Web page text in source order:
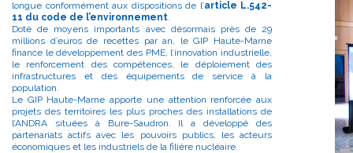
longue conformément aux dispositions de l’article L.542-
11 du code de l’environnement.
Doté de moyens importants avec désormais près de 29
millions d’euros de recettes par an, le GIP Haute-Marne
finance le développement des PME, l’innovation industrielle,
le renforcement des compétences, le déploiement des
infrastructures et des équipements de service à la
population.
Le GIP Haute-Marne apporte une attention renforcée aux
projets des territoires les plus proches des installations de
l’ANDRA situées à Bure-Saudron. Il a développé des
partenariats actifs avec les pouvoirs publics, les acteurs
économiques et les industriels de la filière nucléaire.